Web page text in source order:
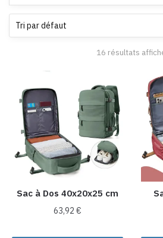
16 résultats
Sac à Dos 40x20x25 cm
63,92€